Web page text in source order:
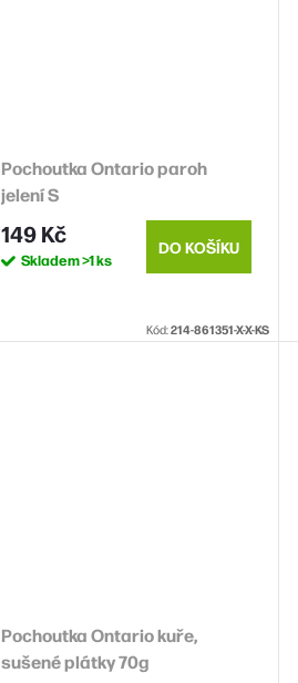
Pochoutka Ontario paroh
jelení S
149 Kč
Skladem>1 ks
DO KOŠÍKU
Kód:214-861351-X-X-KS
Pochoutka Ontario kuře,
sušené plátky 70g